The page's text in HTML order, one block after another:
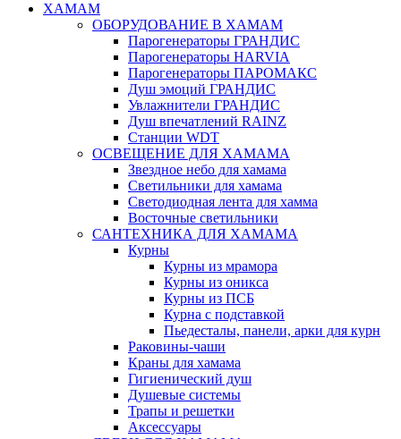
ХАМАМ
ОБОРУДОВАНИЕ В ХАМАМ
Парогенераторы ГРАНДИС
Парогенераторы HARVIA
Парогенераторы ПАРОМАКС
Душ эмоций ГРАНДИС
Увлажнители ГРАНДИС
Душ впечатлений RAINZ
Станции WDT
ОСВЕЩЕНИЕ ДЛЯ ХАМАМА
Звездное небо для хамама
Светильники для хамама
Светодиодная лента для хамма
Восточные светильники
САНТЕХНИКА ДЛЯ ХАМАМА
Курны
Курны из мрамора
Курны из оникса
Курны из ПСБ
Курна с подставкой
Пьедесталы, панели, арки для курн
Раковины-чаши
Краны для хамама
Гигиенический душ
Душевые системы
Трапы и решетки
Аксессуары